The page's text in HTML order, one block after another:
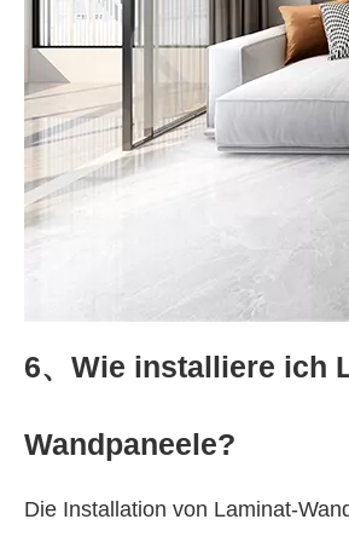
6、Wie installiere ich
Wandpaneele?
Die Installation von Laminat-